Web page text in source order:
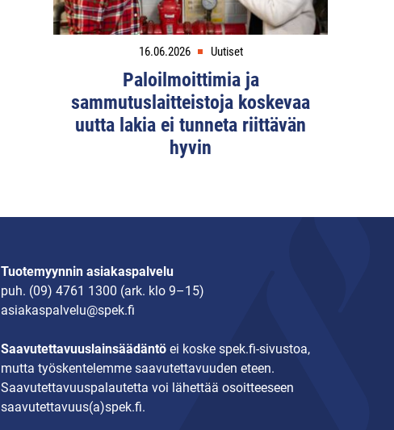
16.06.2026 Uutiset
Paloilmoittimia ja
sammutuslaitteistoja koskevaa
uutta lakia ei tunneta riittävän
hyvin
Tuotemyynnin asiakaspalvelu
puh. (09) 4761 1300 (ark. klo 9–15)
asiakaspalvelu@spek.fi
Saavutettavuuslainsäädäntöei koske spek.fi-sivustoa,
mutta työskentelemme saavutettavuuden eteen.
Saavutettavuuspalautetta voi lähettää osoitteeseen
saavutettavuus(a)spek.fi.